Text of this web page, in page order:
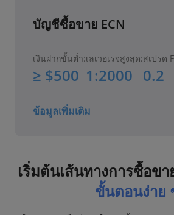
บัญชีซื้อขาย ECN
เงินฝากขั้นต่ำ:
≥ $500
เลเวอเรจสูงสุด:
1:2000
สเปรด
0.2
ข้อมูลเพิ่มเติม
เริ่มต้นเส้นทางการซื้อข
ขั้นตอนง่าย